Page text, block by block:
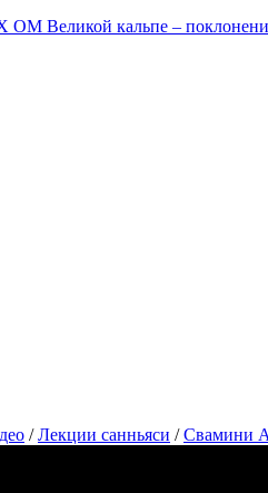
кальпе –
/Лекции санньяси /Свамини